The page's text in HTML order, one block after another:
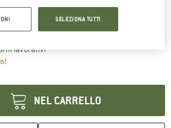
M L XL
lavorativiIl link si apre in una casella
NEL CARRELLO
SELEZIONA TUTTI